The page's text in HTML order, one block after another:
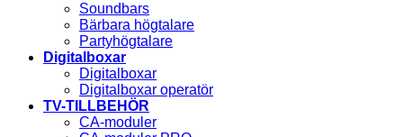
Soundbars
Bärbara högtalare
Partyhögtalare
Digitalboxar
Digitalboxar
Digitalboxar operatör
TV-TILLBEHÖR
CA-moduler